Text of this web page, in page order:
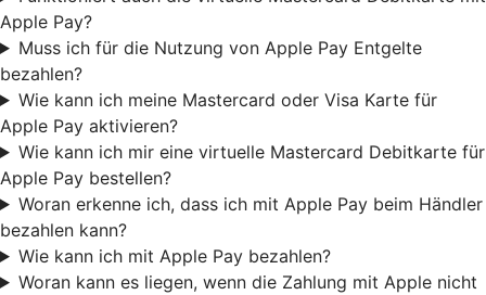
Apple Pay?
Muss ich für die Nutzung von Apple Pay Entgelte
bezahlen?
Wie kann ich meine Mastercard oder Visa Karte für
Apple Pay aktivieren?
Wie kann ich mir eine virtuelle Mastercard Debitkarte für
Apple Pay bestellen?
Woran erkenne ich, dass ich mit Apple Pay beim Händler
bezahlen kann?
Wie kann ich mit Apple Pay bezahlen?
Woran kann es liegen, wenn die Zahlung mit Apple nicht